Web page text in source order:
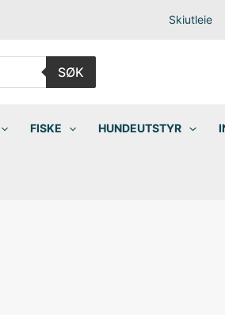
Skiutleie
SØK
FISKE HUNDEUTSTYR